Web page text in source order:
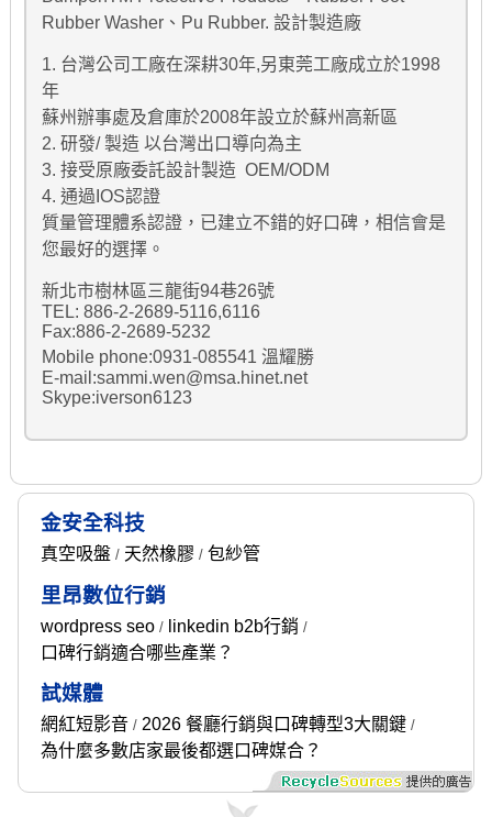
Rubber Washer、Pu Rubber. 設計製造廠
1. 台灣公司工廠在深耕30年,另東莞工廠成立於1998
年
蘇州辦事處及倉庫於2008年設立於蘇州高新區
2. 研發/ 製造 以台灣出口導向為主
3. 接受原廠委託設計製造 OEM/ODM
4. 通過IOS認證
質量管理體系認證，已建立不錯的好口碑，相信會是
您最好的選擇。
新北市樹林區三龍街94巷26號
TEL: 886-2-2689-5116,6116
Fax:886-2-2689-5232
Mobile phone:0931-085541 溫耀勝
E-mail:sammi.wen@msa.hinet.net
Skype:iverson6123
金安全科技
真空吸盤 / 天然橡膠 / 包紗管
里昂數位行銷
wordpress seo/ linkedin b2b行銷 /
口碑行銷適合哪些產業？
試媒體
網紅短影音/ 2026 餐廳行銷與口碑轉型3大關鍵/
為什麼多數店家最後都選口碑媒合？